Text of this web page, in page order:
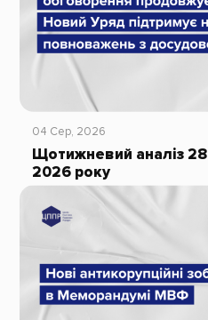
04 Сер, 2026
Щотижневий аналіз
2026 року